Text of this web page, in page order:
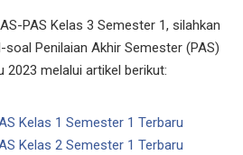
PAS Kelas 3 Semester 1, silahkan
Penilaian Akhir Semester (PAS)
2023 melalui artikel berikut:
Kelas 1 Semester 1 Terbaru
Kelas 2 Semester 1 Terbaru